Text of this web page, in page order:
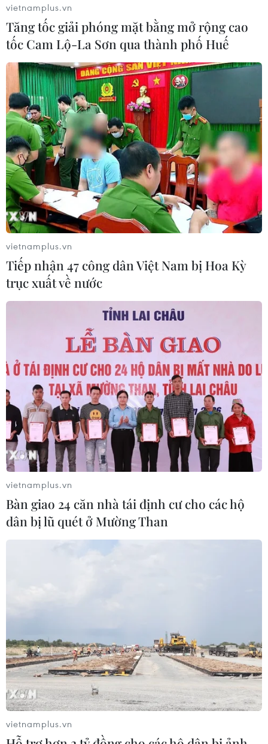
vietnamplus.vn
Tăng tốc giải phóng mặt bằng mở rộng cao
tốc Cam Lộ-La Sơn qua thành phố Huế
vietnamplus.vn
Tiếp nhận 47 công dân Việt Nam bị Hoa Kỳ
trục xuất về nước
vietnamplus.vn
Bàn giao 24 căn nhà tái định cư cho các hộ
dân bị lũ quét ở Mường Than
vietnamplus.vn